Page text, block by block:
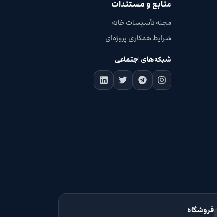
منابع و مستندات
مجله تأسیسات خانه
شرایط همکاری پروژه‌ای
شبکه‌های اجتماعی
فروشگاه